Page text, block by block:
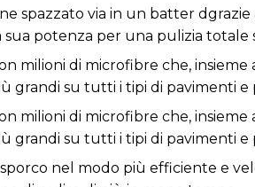
spazzato via in un batter
sua potenza per una pulizia totale
milioni di microfibre che,
grandi su tutti i tipi di pavimenti e
milioni di microfibre che,
grandi su tutti i tipi di pavimenti e
nel modo più efficiente e